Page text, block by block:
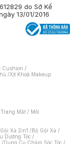
do Sở Kế
13/01/2016
Cushion /
/Xịt Khoá Makeup
Mắt / Môi
Xả 2in1 /Bộ Gội Xả /
Dưỡng Tóc /
/Dụng Cụ Chăm Sóc Tóc /